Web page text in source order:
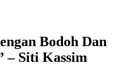
Bodoh Dan
– Siti Kassim